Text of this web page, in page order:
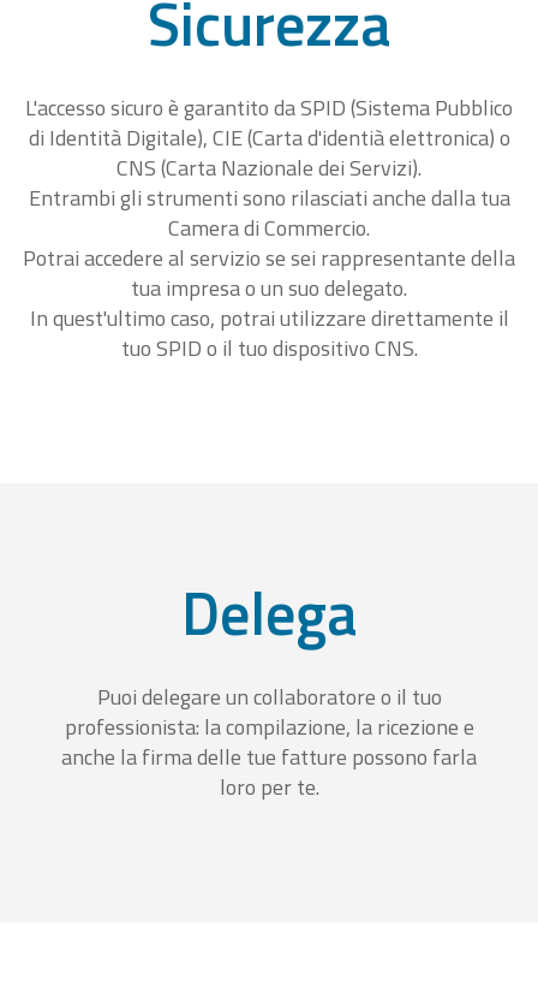
Sicurezza
L'accesso sicuro è garantito da SPID (Sistema Pubblico
di Identità Digitale), CIE (Carta d'identià elettronica) o
CNS (Carta Nazionale dei Servizi).
Entrambi gli strumenti sono rilasciati anche dalla tua
Camera di Commercio.
Potrai accedere al servizio se sei rappresentante della
tua impresa o un suo delegato.
In quest'ultimo caso, potrai utilizzare direttamente il
tuo SPID o il tuo dispositivo CNS.
Delega
Puoi delegare un collaboratore o il tuo
professionista: la compilazione, la ricezione e
anche la firma delle tue fatture possono farla
loro per te.